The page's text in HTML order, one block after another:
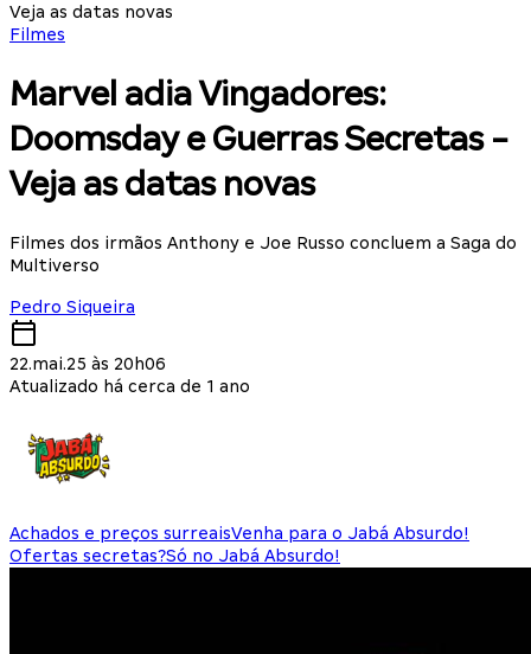
Veja as datas novas
Filmes
Marvel adia Vingadores:
Doomsday e Guerras Secretas -
Veja as datas novas
Filmes dos irmãos Anthony e Joe Russo concluem a Saga do
Multiverso
Pedro Siqueira
22.mai.25 às 20h06
Atualizado há cerca de 1 ano
Achados e preços surreaisVenha para o Jabá Absurdo!
Ofertas secretas?Só no Jabá Absurdo!